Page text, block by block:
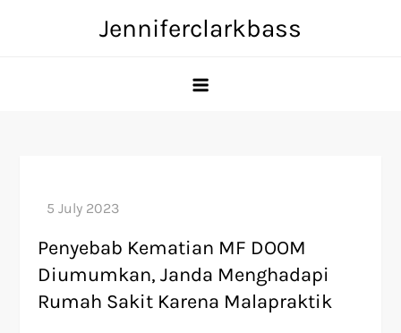
Jenniferclarkbass
Penyebab Kematian MF DOOM
Diumumkan, Janda Menghadapi
Rumah Sakit Karena Malapraktik